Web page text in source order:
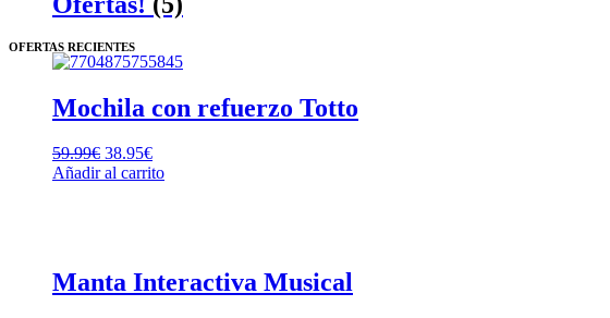
OFERTAS RECIENTES
Mochila con refuerzo Totto
59.99€ 38.95€
Añadir al carrito
Manta Interactiva Musical